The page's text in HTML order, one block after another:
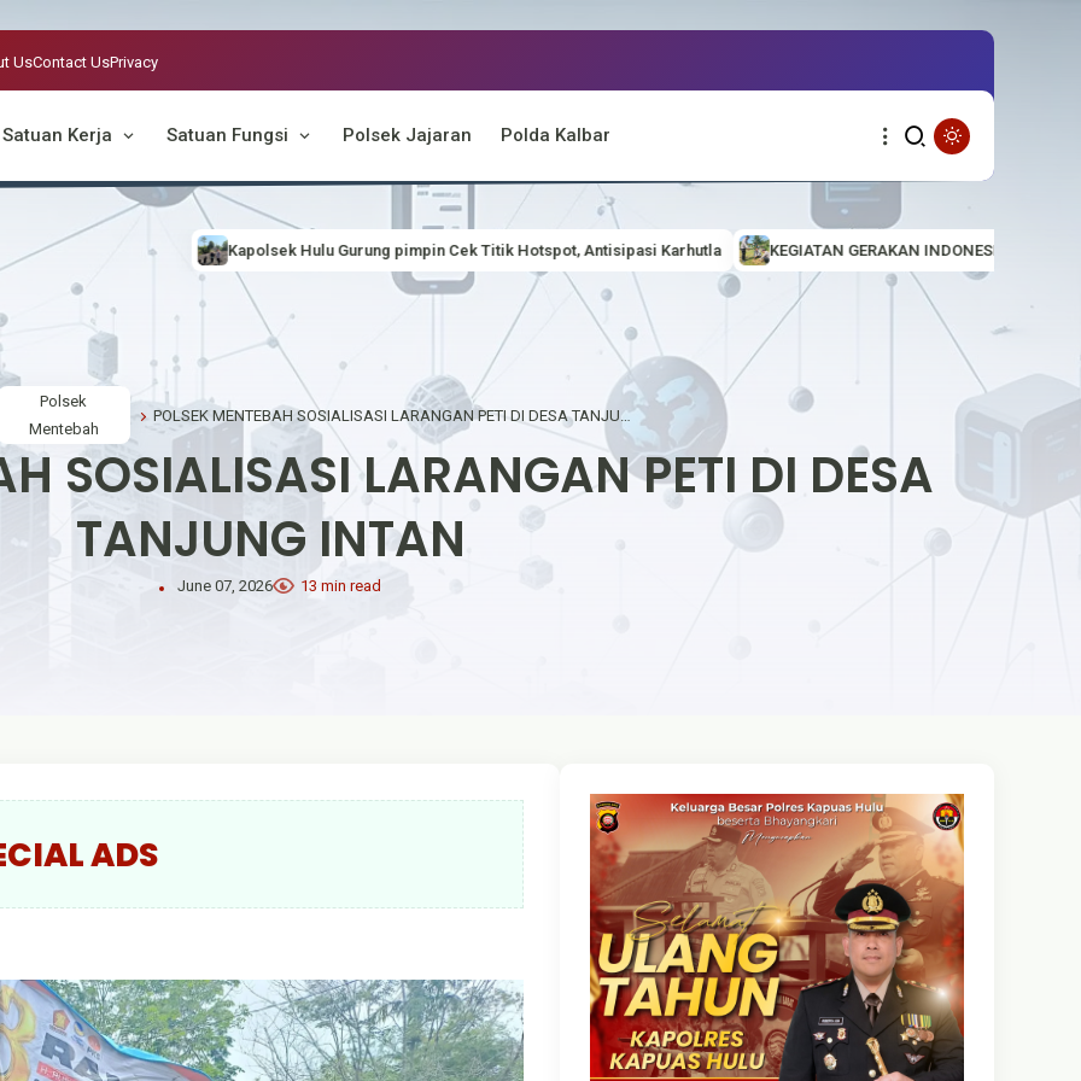
UsContact UsPrivacy
Satuan Kerja Satuan Fungsi Polsek Jajaran Polda Kalbar
Hulu Gurung pimpin Cek Titik Hotspot, Antisipasi Karhutla KEGIATAN GERAKAN INDONESIA ASRI (AMAN, SEHAT, RESIK DAN
Polsek
Mentebah
POLSEK MENTEBAH SOSIALISASI LARANGAN PETI DI DESA TANJUNG INTAN
SOSIALISASI LARANGAN PETI DI DESA
TANJUNG INTAN
June 07, 2026 13 min read
ADS